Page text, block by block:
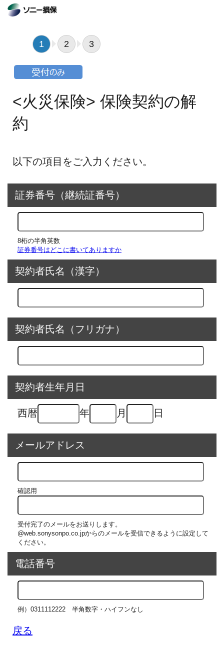
1 2 3
<火災保険> 保険契約の解
約
以下の項目をご入力ください。
証券番号（継続証番号）
8桁の半角英数
証券番号はどこに書いてありますか
契約者氏名（漢字）
契約者氏名（フリガナ）
契約者生年月日
西暦 年 月 日
メールアドレス
確認用
受付完了のメールをお送りします。
@web.sonysonpo.co.jpからのメールを受信できるように設定して
ください。
電話番号
例）0311112222 半角数字・ハイフンなし
戻る